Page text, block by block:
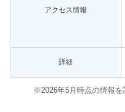
アクセス情報
詳細
※2026年5月時点の情報